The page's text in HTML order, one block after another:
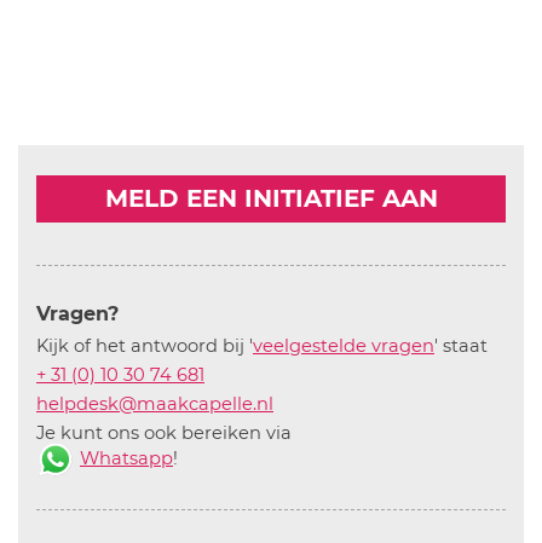
MELD EEN INITIATIEF AAN
Vragen?
Kijk of het antwoord bij 'veelgestelde vragen' staat
+ 31 (0) 10 30 74 681
helpdesk@maakcapelle.nl
Je kunt ons ook bereiken via
Whatsapp!